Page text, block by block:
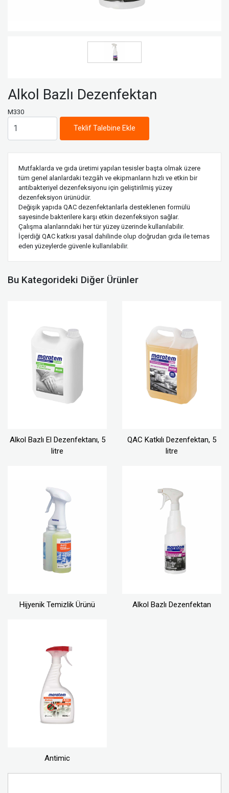
Alkol Bazlı Dezenfektan
M330
Teklif Talebine Ekle
Mutfaklarda ve gıda üretimi yapılan tesisler başta olmak üzere
tüm genel alanlardaki tezgâh ve ekipmanların hızlı ve etkin bir
antibakteriyel dezenfeksiyonu için geliştirilmiş yüzey
dezenfeksiyon ürünüdür.
Değişik yapıda QAC dezenfektanlarla desteklenen formülü
sayesinde bakterilere karşı etkin dezenfeksiyon sağlar.
Çalışma alanlarındaki her tür yüzey üzerinde kullanılabilir.
İçerdiği QAC katkısı yasal dahilinde olup doğrudan gıda ile temas
eden yüzeylerde güvenle kullanılabilir.
Bu Kategorideki Diğer Ürünler
Alkol Bazlı El Dezenfektanı, 5
litre
QAC Katkılı Dezenfektan, 5
litre
Hijyenik Temizlik Ürünü Alkol Bazlı Dezenfektan
Antimic